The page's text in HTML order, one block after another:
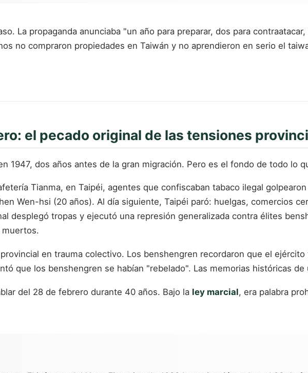
La propaganda anunciaba "un año para preparar, dos para
no compraron propiedades en Taiwán y no aprendieron en serio el
el pecado original de las tensiones
1947, dos años antes de la gran migración. Pero es el fondo de todo lo
Tianma, en Taipéi, agentes que confiscaban tabaco ilegal
Wen-hsi (20 años). Al día siguiente, Taipéi paró: huelgas, comercios
desplegó tropas y ejecutó una represión generalizada contra élites
muertos.
en trauma colectivo. Los benshengren recordaron que el
que los benshengren se habían "rebelado". Las memorias históricas
del 28 de febrero durante 40 años. Bajo la ley marcial, era palabra